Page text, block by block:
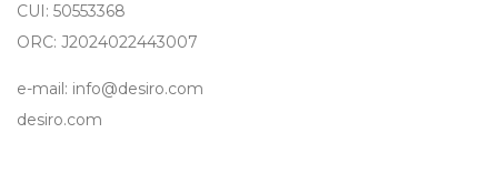
CUI: 50553368
ORC: J2024022443007
e-mail: info@desiro.com
desiro.com